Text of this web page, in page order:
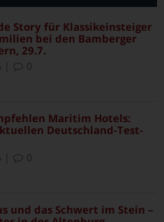
Story für Klassikeinsteiger
bei den Bamberger
29.7.
0
Maritim Hotels:
Deutschland-Test-
0
und das Schwert im Stein –